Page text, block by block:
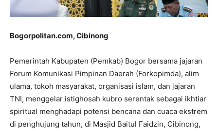
Bogorpolitan.com, Cibinong
Pemerintah Kabupaten (Pemkab) Bogor bersama jajaran
Forum Komunikasi Pimpinan Daerah (Forkopimda), alim
ulama, tokoh masyarakat, organisasi islam, dan jajaran
TNI, menggelar istighosah kubro serentak sebagai ikhtiar
spiritual menghadapi potensi bencana dan cuaca ekstrem
di penghujung tahun, di Masjid Baitul Faidzin, Cibinong,